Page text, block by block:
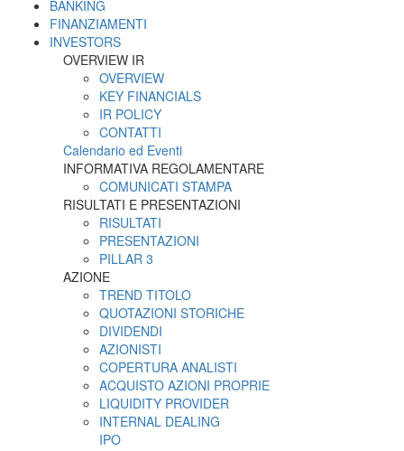
BANKING
FINANZIAMENTI
INVESTORS
OVERVIEW IR
OVERVIEW
KEY FINANCIALS
IR POLICY
CONTATTI
Calendario ed Eventi
INFORMATIVA REGOLAMENTARE
COMUNICATI STAMPA
RISULTATI E PRESENTAZIONI
RISULTATI
PRESENTAZIONI
PILLAR 3
AZIONE
TREND TITOLO
QUOTAZIONI STORICHE
DIVIDENDI
AZIONISTI
COPERTURA ANALISTI
ACQUISTO AZIONI PROPRIE
LIQUIDITY PROVIDER
INTERNAL DEALING
IPO